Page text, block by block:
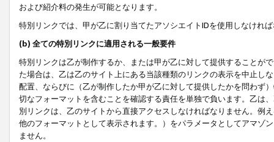
および紹介料の発生が可能となります。
特別リンクでは、甲が乙に割り当てたアソシエイトIDを使用しなけれ
(b) 全ての特別リンクに適用される一般要件
特別リンクは乙が制作するか、または甲が乙に対して提供することが
た場合は、乙は乙のサイト上にある当該種類のリンクの表示を中止し
配置、ならびに（乙が制作したか甲が乙に対して提供したかを問わず
切なフォーマットを含むことを確認する責任を単独で負います。乙は
別リンクは、乙のサイトから直接アクセスしなければなりません。例
他のフォーマットとして表示されます。）をパラメータとしてアマゾ
ません。